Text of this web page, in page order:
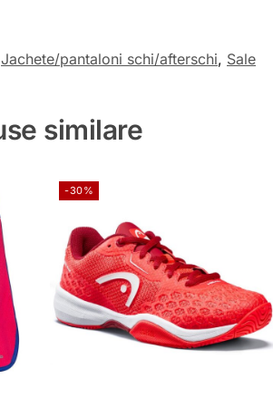
Jachete/pantaloni schi/afterschi, Sale
similare
-30%